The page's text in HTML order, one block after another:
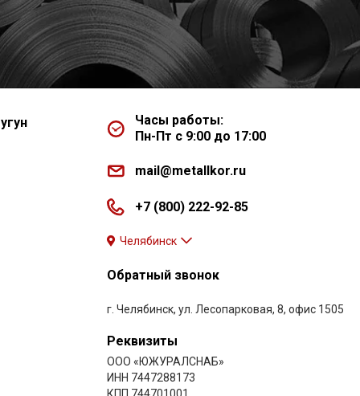
Часы работы:
Пн-Пт с 9:00 до 17:00
mail@metallkor.ru
+7 (800) 222-92-85
Челябинск
Обратный звонок
г. Челябинск, ул. Лесопарковая, 8, офис 1505
Реквизиты
ООО «ЮЖУРАЛСНАБ»
ИНН 7447288173